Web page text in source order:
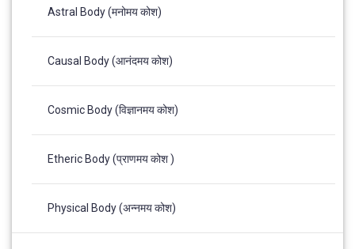
Astral Body (मनोमय कोश)
Causal Body (आनंदमय कोश)
Cosmic Body (विज्ञानमय कोश)
Etheric Body (प्राणमय कोश )
Physical Body (अन्नमय कोश)